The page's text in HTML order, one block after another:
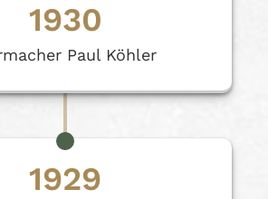
1930
Paul Köhler
1929